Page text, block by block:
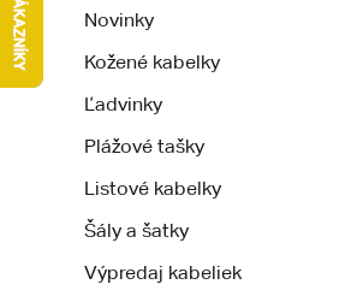
Novinky
Kožené kabelky
Ľadvinky
Plážové tašky
Listové kabelky
Šály a šatky
Výpredaj kabeliek